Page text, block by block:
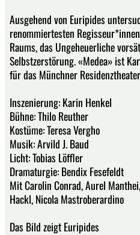
Ausgehend von Euripides
renommiertesten
Raums, das Ungeheuerliche
Selbstzerstörung. «Medea» ist
für das Münchner
Inszenierung: Karin Henkel
Bühne: Thilo Reuther
Kostüme: Teresa Vergho
Musik: Arvild J. Baud
Licht: Tobias Löffler
Dramaturgie: Bendix Fesefeldt
Mit Carolin Conrad, Aurel
Hackl, Nicola Mastroberardino
Das Bild zeigt Euripides